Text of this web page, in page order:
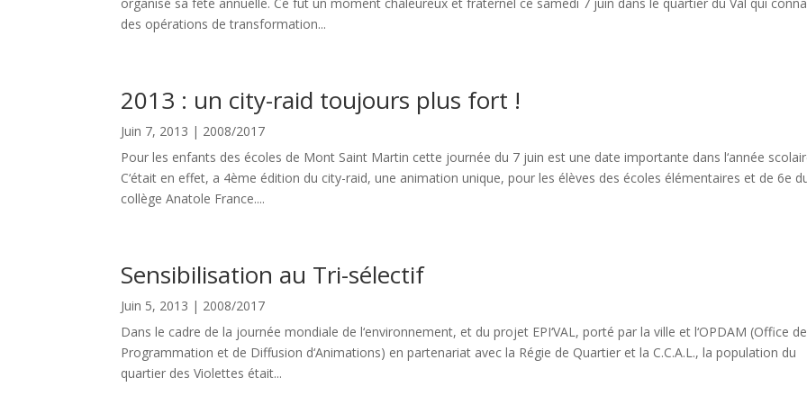
des opérations de transformation...
2013 : un city-raid toujours plus fort !
Juin 7, 2013 | 2008/2017
Pour les enfants des écoles de Mont Saint Martin cette journée du 7 juin est une date importante dans l‘année
C‘était en effet, a 4ème édition du city-raid, une animation unique, pour les élèves des écoles élémentaires et de 6e
collège Anatole France....
Sensibilisation au Tri-sélectif
Juin 5, 2013 | 2008/2017
Dans le cadre de la journée mondiale de l‘environnement, et du projet EPI‘VAL, porté par la ville et l‘OPDAM (Office de
Programmation et de Diffusion d‘Animations) en partenariat avec la Régie de Quartier et la C.C.A.L., la population du
quartier des Violettes était...